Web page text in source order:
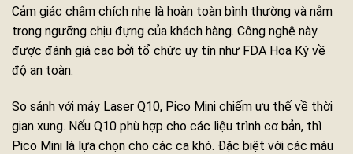
Cảm giác châm chích nhẹ là hoàn toàn bình thường và nằm
trong ngưỡng chịu đựng của khách hàng. Công nghệ này
được đánh giá cao bởi tổ chức uy tín như FDA Hoa Kỳ về
độ an toàn.
So sánh với máy Laser Q10, Pico Mini chiếm ưu thế về thời
gian xung. Nếu Q10 phù hợp cho các liệu trình cơ bản, thì
Pico Mini là lựa chọn cho các ca khó. Đặc biệt với các màu